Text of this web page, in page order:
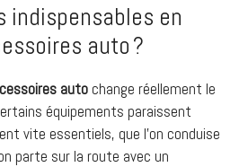
indispensables en
auto ?
auto change réellement le
équipements paraissent
vite essentiels, que l’on conduise
parte sur la route avec un